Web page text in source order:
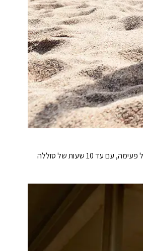
בין אם אתם מודדים את תפוקת האנרגיה שלכם בקילומטרים, פאונדים או דקות, ה-JBL Endurance Peak 3 יכול להתאים לכם פעימה מול פעימה, עם עד 10 שעות של סוללה